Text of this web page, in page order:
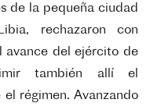
de la pequeña ciudad
rechazaron con
avance del ejército de
también allí el
el régimen. Avanzando